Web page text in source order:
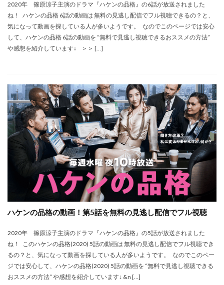
2020年 篠原涼子主演のドラマ『ハケンの品格』の6話が放送されました
ね！ ハケンの品格 6話の動画は 無料の見逃し配信でフル視聴できるの？と、
気になって動画を探している人が多いようです。 なのでこのページでは安心
して、ハケンの品格 6話の動画を “無料で見逃し視聴できるおススメの方法”
や感想を紹介しています↓ ＞＞ […]
ハケンの品格の動画！第5話を無料の見逃し配信でフル視聴
2020年 篠原涼子主演のドラマ『ハケンの品格』の5話が放送されました
ね！ このハケンの品格(2020) 5話の動画は 無料の見逃し配信でフル視聴でき
るの？と、気になって動画を探している人が多いようです。 なのでこのペー
ジでは安心して、ハケンの品格(2020) 5話の動画を “無料で見逃し視聴できる
おススメの方法” や感想を紹介しています↓ &n […]